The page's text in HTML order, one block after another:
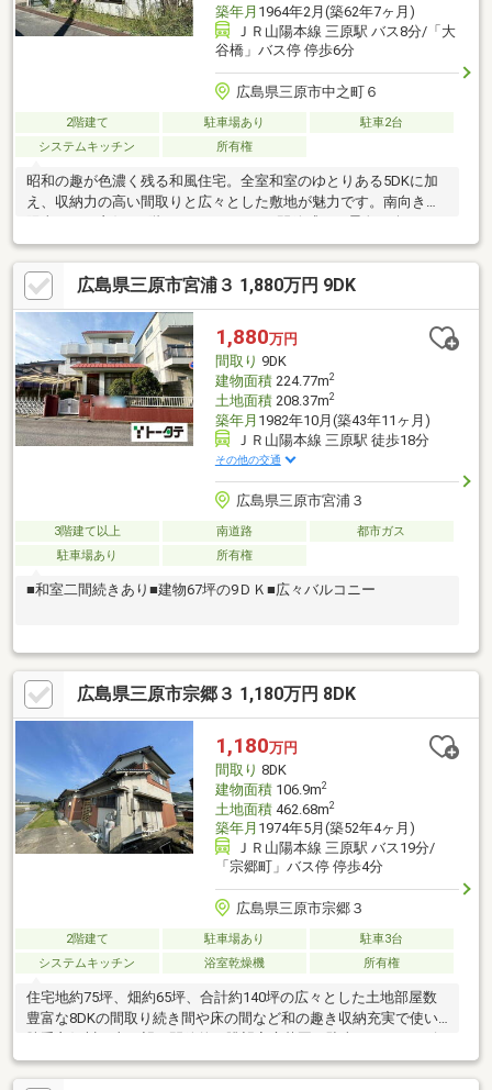
築年月 1964年2月(築62年7ヶ月)
ＪＲ山陽本線 三原駅 バス8分/「大
谷橋」バス停 停歩6分
広島県三原市中之町６
2階建て 駐車場あり
駐車2台
システムキッチン
所有権
昭和の趣が色濃く残る和風住宅。全室和室のゆとりある5DKに加
え、収納力の高い間取りと広々とした敷地が魅力です。南向きで
す。駐車スペース2台分あり、日々の生活にも便利。リフォームや
DIYで自分らしい住まいに再生可能な、ポテンシャルあふれる一軒
家です。広島県三原市宮浦３ 1,880万円 9DK
1,880万円
間取り 9DK
建物面積224.77m2
土地面積208.37m2
築年月 1982年10月(築43年11ヶ月)
ＪＲ山陽本線 三原駅 徒歩18分
その他の交通
広島県三原市宮浦３
3階建て以上 南道路
都市ガス
駐車場あり
所有権
■和室二間続きあり■建物67坪の9ＤＫ■広々バルコニー
広島県三原市宗郷３ 1,180万円 8DK
1,180万円
間取り 8DK
建物面積106.9m2
土地面積462.68m2
築年月 1974年5月(築52年4ヶ月)
ＪＲ山陽本線 三原駅 バス19分/
「宗郷町」バス停 停歩4分
広島県三原市宗郷３
2階建て 駐車場あり
駐車3台
システムキッチン
浴室乾燥機 所有権
住宅地約75坪、畑約65坪、合計約140坪の広々とした土地部屋数
豊富な8DKの間取り続き間や床の間など和の趣き収納充実で使い
保手すり付き玄関で安心の設計2021年水回りリフォーム済です。